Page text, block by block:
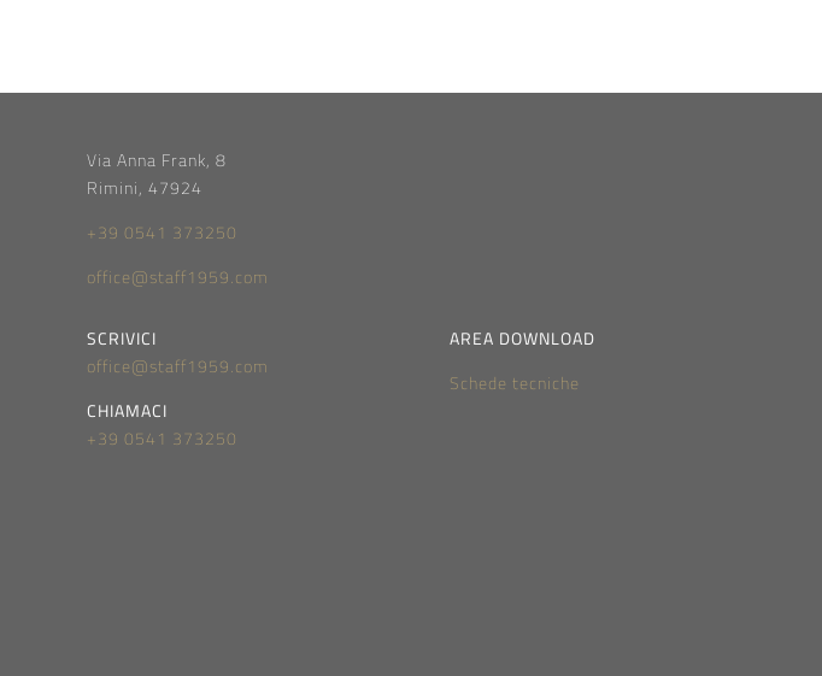
Via Anna Frank, 8
Rimini, 47924
+39 0541 373250
office@staff1959.com
SCRIVICI
office@staff1959.com
CHIAMACI
+39 0541 373250
AREA DOWNLOAD
Schede tecniche